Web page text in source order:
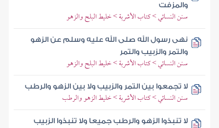
والمزفت
سنن النسائي > كتاب الأشربة > خليط البلح والزهو
نهى رسول الله صلى الله عليه وسلم عن الزهو
والتمر والزبيب والتمر
سنن النسائي > كتاب الأشربة > خليط البلح والزهو
لا تجمعوا بين التمر والزبيب ولا بين الزهو والرطب
سنن النسائي > كتاب الأشربة > خليط الزهو والرطب
لا تنبذوا الزهو والرطب جميعا ولا تنبذوا الزبيب